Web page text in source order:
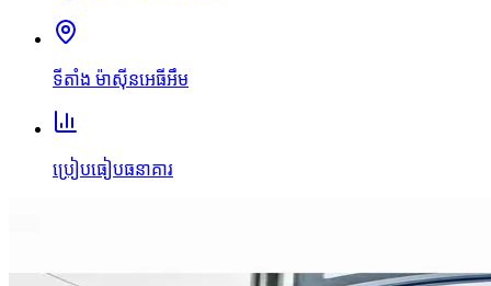
ទីតាំង ម៉ាស៊ីនអេធីអឹម
ប្រៀបធៀបធនាគារ